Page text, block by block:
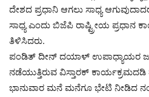
ದೇಶದ ಪ್ರಧಾನಿ ಆಗಲು ಸಾಧ್ಯ
ಸಾಧ್ಯ ಎಂದು ಬಿಜೆಪಿ ರಾಷ್ಟ್ರೀಯ
ತಿಳಿಸಿದರು.
ಪಂಡಿತ್ ದೀನ್ ದಯಾಳ್ ಉಪಾಧ್ಯಾಯರ
ನಡೆಯುತ್ತಿರುವ ವಿಸ್ತಾರಕ್ ಕಾರ್ಯಕ್ರಮದಡಿ
ಭಾನುವಾರ ಮನೆ ಮನೆಗೂ ಭೇಟಿ ನೀಡಿದ